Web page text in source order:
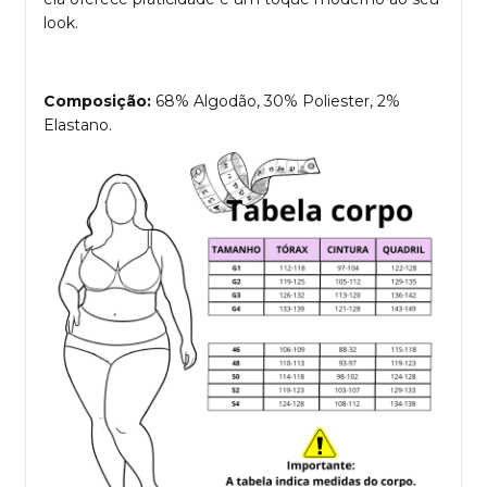
look.
Composição: 68% Algodão, 30% Poliester, 2%
Elastano.